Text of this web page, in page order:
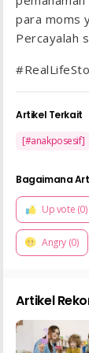
para moms
Percayalah
Artikel Terkait
[#anakposesif]
Bagaimana
Up vote (0)
Angry (0)
Artikel